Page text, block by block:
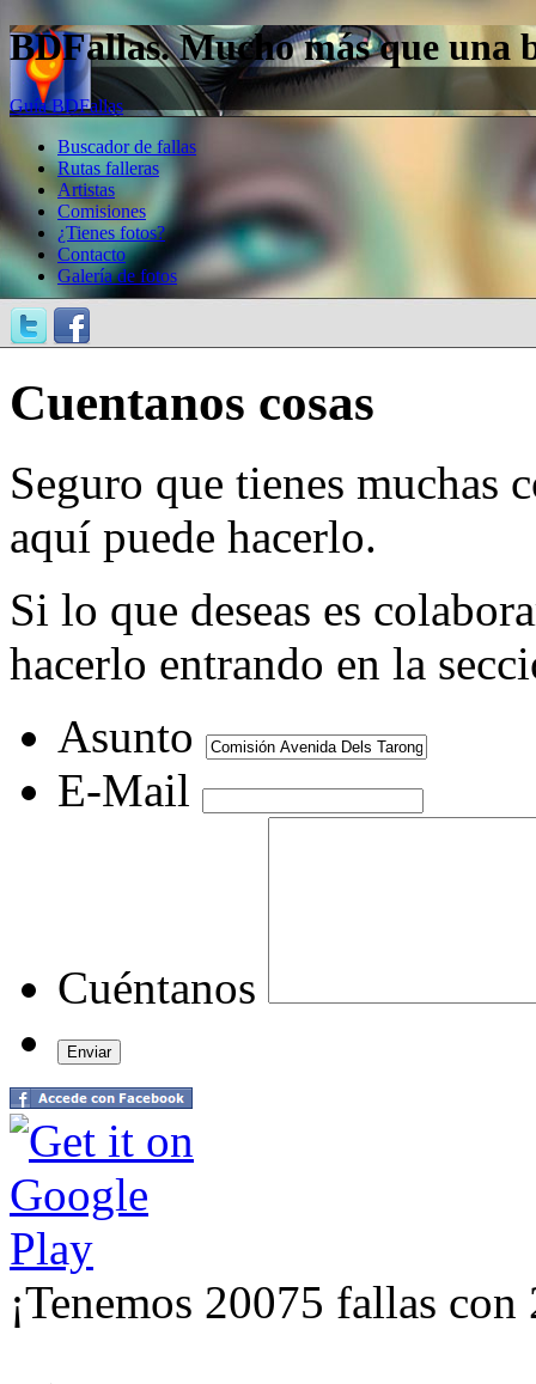
BDFallas. Mucho más que una
Guía BDFallas
Buscador de fallas
Rutas falleras
Artistas
Comisiones
¿Tienes fotos?
Contacto
Galería de fotos
Cuentanos cosas
Seguro que tienes muchas
aquí puede hacerlo.
Si lo que deseas es
hacerlo entrando en la
Asunto
E-Mail
Cuéntanos
¡Tenemos 20075 fallas